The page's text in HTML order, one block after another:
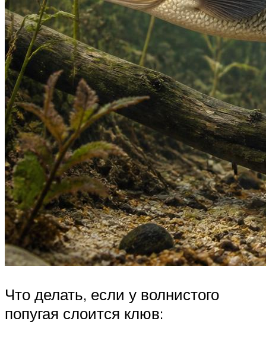
Что делать, если у волнистого
попугая слоится клюв: